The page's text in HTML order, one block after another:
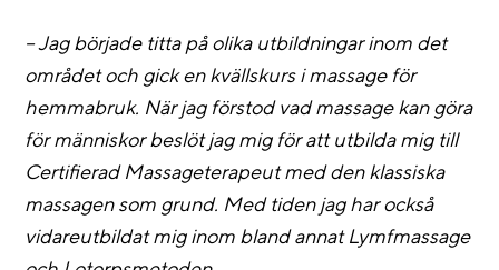
– Jag började titta på olika utbildningar inom det
området och gick en kvällskurs i massage för
hemmabruk. När jag förstod vad massage kan göra
för människor beslöt jag mig för att utbilda mig till
Certifierad Massageterapeut med den klassiska
massagen som grund. Med tiden jag har också
vidareutbildat mig inom bland annat Lymfmassage